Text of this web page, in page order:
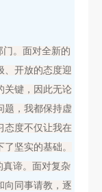
。面对全新的
、开放的态度迎
关键，因此无论
题，我都保持虚
态度不仅让我在
坚实的基础。
真谛。面对复杂
向同事请教，逐